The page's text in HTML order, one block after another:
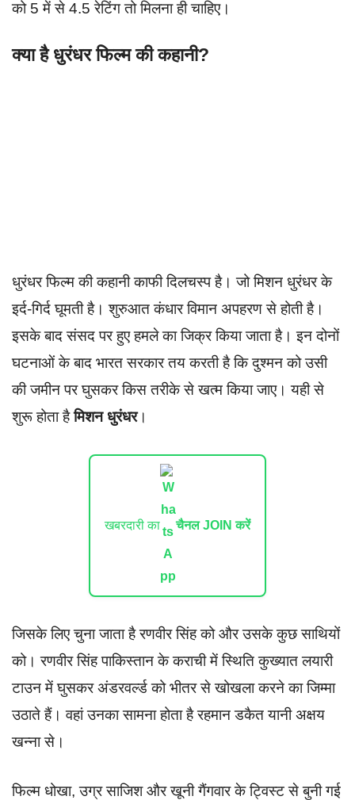
को 5 में से 4.5 रेटिंग तो मिलना ही चाहिए।
क्या है धुरंधर फिल्म की कहानी?
धुरंधर फिल्म की कहानी काफी दिलचस्प है। जो मिशन धुरंधर के
इर्द-गिर्द घूमती है। शुरुआत कंधार विमान अपहरण से होती है।
इसके बाद संसद पर हुए हमले का जिक्र किया जाता है। इन दोनों
घटनाओं के बाद भारत सरकार तय करती है कि दुश्मन को उसी
की जमीन पर घुसकर किस तरीके से खत्म किया जाए। यही से
शुरू होता हैमिशन धुरंधर।
खबरदारी का चैनल JOIN करें
जिसके लिए चुना जाता है रणवीर सिंह को और उसके कुछ साथियों
को। रणवीर सिंह पाकिस्तान के कराची में स्थिति कुख्यात लयारी
टाउन में घुसकर अंडरवर्ल्ड को भीतर से खोखला करने का जिम्मा
उठाते हैं। वहां उनका सामना होता है रहमान डकैत यानी अक्षय
खन्ना से।
फिल्म धोखा, उग्र साजिश और खूनी गैंगवार के ट्विस्ट से बुनी गई